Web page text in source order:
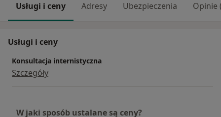
Usługi i ceny Adresy Ubezpieczenia Opinie
Usługi i ceny
Konsultacja internistyczna
Szczegóły
W jaki sposób ustalane są ceny?